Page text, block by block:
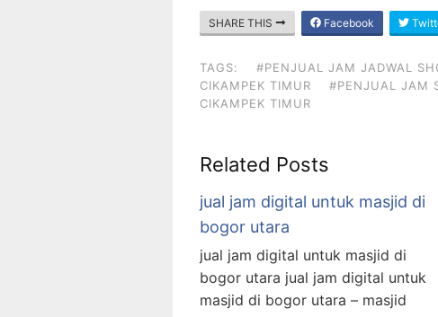
SHARE THIS Facebook
TAGS:
#PENJUAL JAM JADWAL
CIKAMPEK TIMUR
#PENJUAL JAM
CIKAMPEK TIMUR
Related Posts
jual jam digital untuk masjid di
bogor utara
jual jam digital untuk masjid di
bogor utara jual jam digital untuk
masjid di bogor utara – masjid